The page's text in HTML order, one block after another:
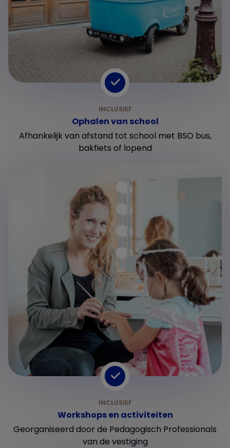
Ophalen van school
Afhankelijk van afstand tot school met BSO bus,
bakfiets of lopend
Workshops en activiteiten
Georganiseerd door de Pedagogisch Professionals
van de vestiging